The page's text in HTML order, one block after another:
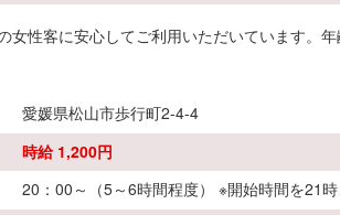
性客に安心してご利用いただいています。
愛媛県松山市歩行町2-4-4
時給 1,200円
20：00～（5～6時間程度） ※開始時間を21